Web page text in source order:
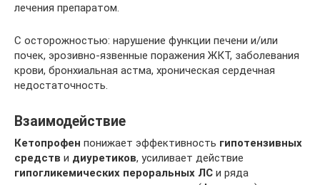
лечения препаратом.
С осторожностью: нарушение функции печени и/или
почек, эрозивно-язвенные поражения ЖКТ, заболевания
крови, бронхиальная астма, хроническая сердечная
недостаточность.
Взаимодействие
Кетопрофен понижает эффективность гипотензивных
средств и диуретиков, усиливает действие
гипогликемических пероральных ЛС и ряда